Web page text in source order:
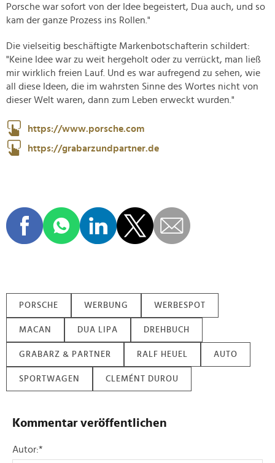
Porsche war sofort von der Idee begeistert, Dua auch, und so
kam der ganze Prozess ins Rollen."
Die vielseitig beschäftigte Markenbotschafterin schildert:
"Keine Idee war zu weit hergeholt oder zu verrückt, man ließ
mir wirklich freien Lauf. Und es war aufregend zu sehen, wie
all diese Ideen, die im wahrsten Sinne des Wortes nicht von
dieser Welt waren, dann zum Leben erweckt wurden."
https://www.porsche.com
https://grabarzundpartner.de
PORSCHE WERBUNG WERBESPOT
MACAN DUA LIPA DREHBUCH
GRABARZ & PARTNER RALF HEUEL AUTO
SPORTWAGEN CLEMÉNT DUROU
Kommentar veröffentlichen
Autor:*